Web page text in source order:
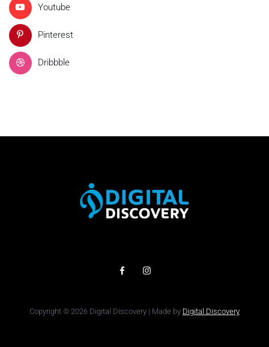
Youtube
Pinterest
Dribbble
Copyright © 2026 Digital Discovery | Made by Digital Discovery